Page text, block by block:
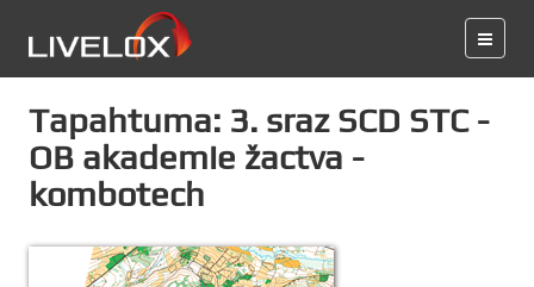
Tapahtuma: 3. sraz SCD STC -
OB akademie žactva -
kombotech